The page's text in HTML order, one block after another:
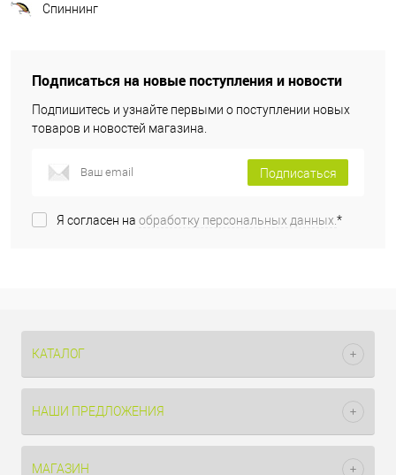
Спиннинг
Подписаться на новые поступления и новости
Подпишитесь и узнайте первыми о поступлении новых
товаров и новостей магазина.
Подписаться
Я согласен на обработку персональных данных. *
КАТАЛОГ
НАШИ ПРЕДЛОЖЕНИЯ
МАГАЗИН